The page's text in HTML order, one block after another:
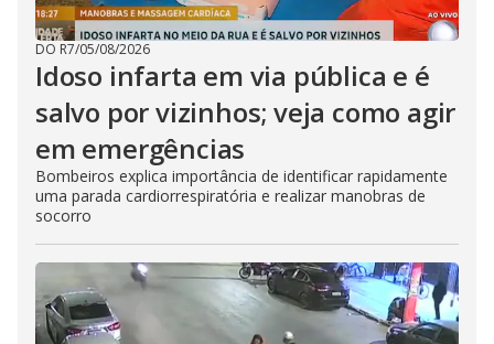
DO R7/05/08/2026
Idoso infarta em via pública e é
salvo por vizinhos; veja como agir
em emergências
Bombeiros explica importância de identificar rapidamente
uma parada cardiorrespiratória e realizar manobras de
socorro